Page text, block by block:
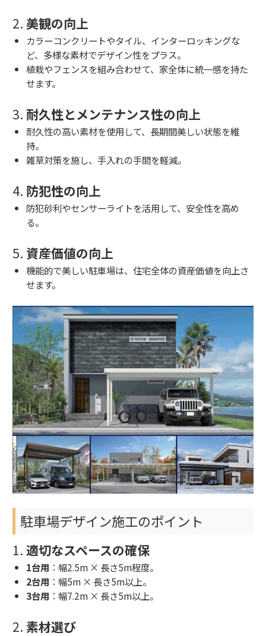
2. 美観の向上
カラーコンクリートやタイル、インターロッキングな
ど、多様な素材でデザイン性をプラス。
植栽やフェンスを組み合わせて、家全体に統一感を持た
せます。
3. 耐久性とメンテナンス性の向上
耐久性の高い素材を使用して、長期間美しい状態を維
持。
雑草対策を施し、手入れの手間を軽減。
4. 防犯性の向上
防犯砂利やセンサーライトを活用して、安全性を高め
る。
5. 資産価値の向上
機能的で美しい駐車場は、住宅全体の資産価値を向上さ
せます。
駐車場デザイン施工のポイント
1. 適切なスペースの確保
1台用 ：幅2.5m × 長さ5m程度。
2台用 ：幅5m × 長さ5m以上。
3台用 ：幅7.2m × 長さ5m以上。
2. 素材選び